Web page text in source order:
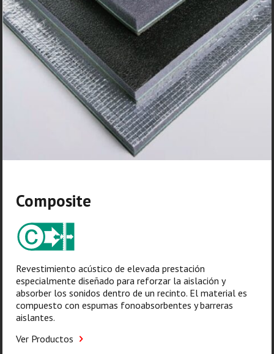
Composite
Revestimiento acústico de elevada prestación
especialmente diseñado para reforzar la aislación y
absorber los sonidos dentro de un recinto. El material es
compuesto con espumas fonoabsorbentes y barreras
aislantes.
Ver Productos